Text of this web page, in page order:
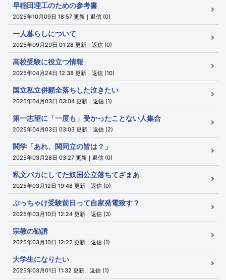
早稲田理工のための参考書
2025年10月09日 18:57 更新｜返信 (0)
一人暮らしについて
2025年09月29日 01:28 更新｜返信 (0)
高校受験に役立つ情報
2025年04月24日 12:38 更新｜返信 (10)
国立私立併願全落ちした泣きたい
2025年04月03日 03:04 更新｜返信 (1)
第一志望に「一度も」受かったことない人集合
2025年04月03日 03:03 更新｜返信 (2)
関学「あれ、関同立の皆は？」
2025年03月28日 03:27 更新｜返信 (0)
私文バカにしてた奴国公立落ちてざまあ
2025年03月12日 19:48 更新｜返信 (0)
ぶっちゃけ受験前日って自家発電致す？
2025年03月10日 12:24 更新｜返信 (3)
宗教の勧誘
2025年03月10日 12:22 更新｜返信 (1)
大学生になりたい
2025年03月01日 11:32 更新｜返信 (1)